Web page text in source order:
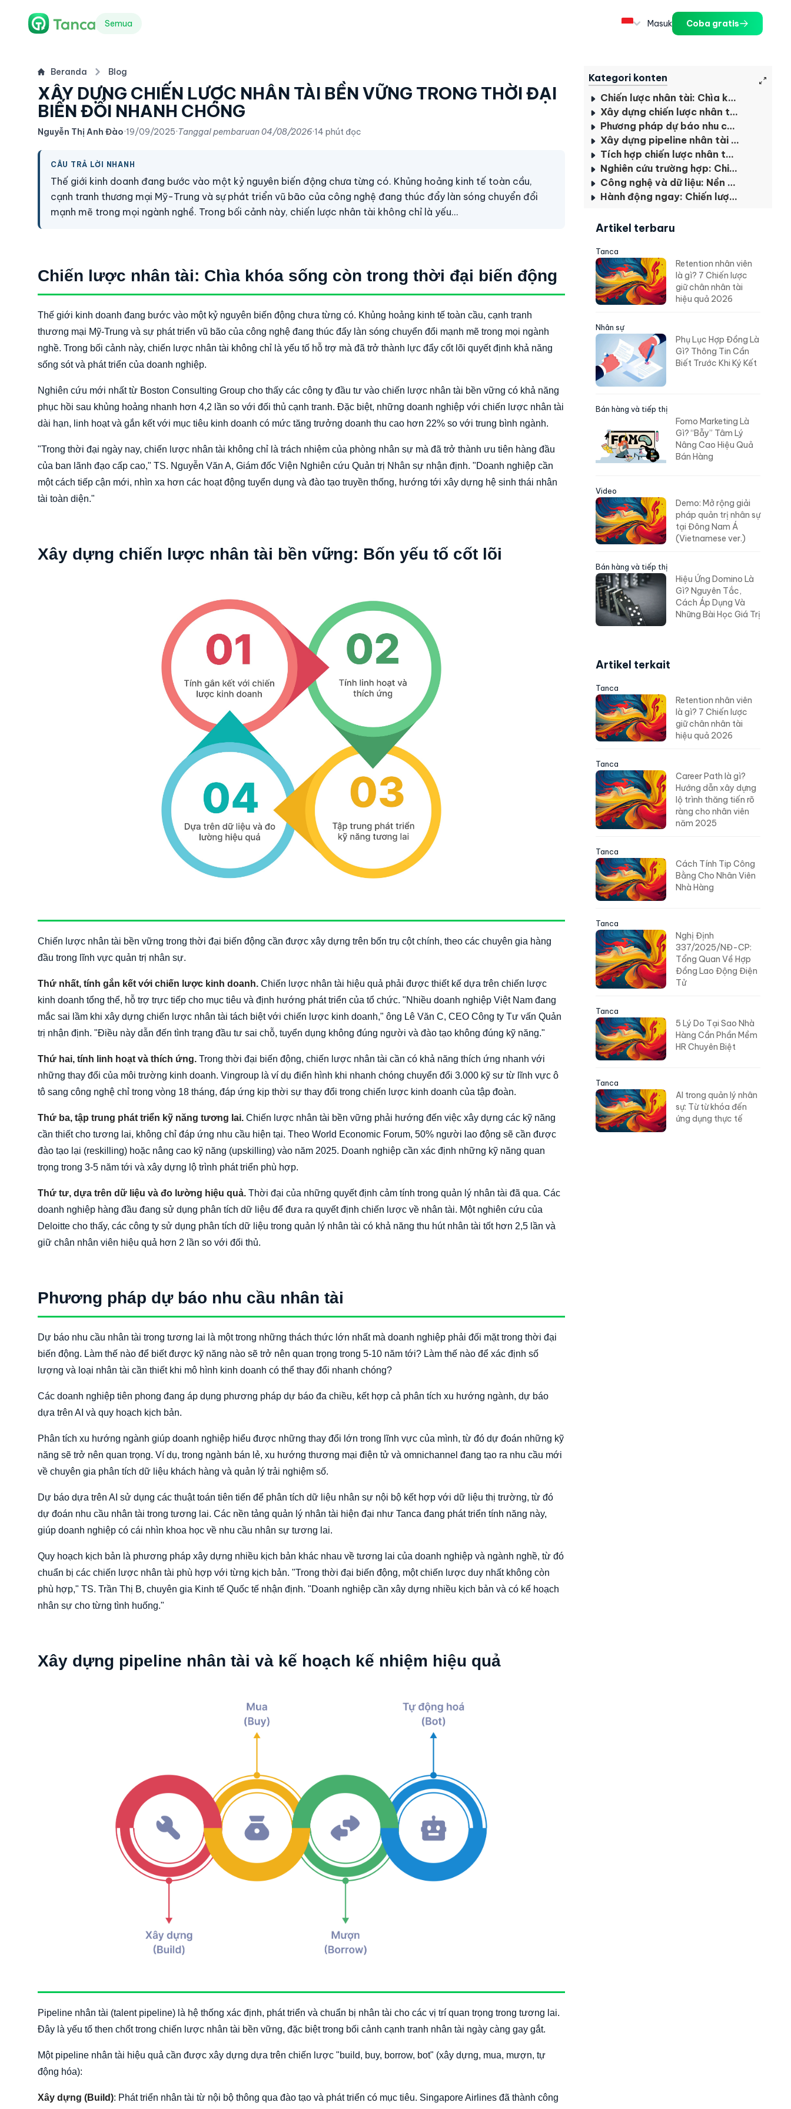
Semua Masuk Coba gratis
Beranda Blog
XÂY DỰNG CHIẾN LƯỢC NHÂN TÀI BỀN VỮNG TRONG THỜI ĐẠI
BIẾN ĐỔI NHANH CHÓNG
Nguyễn Thị Anh Đào·19/09/2025·Tanggal pembaruan04/08/2026·14 phút đọc
CÂU TRẢ LỜI NHANH
Thế giới kinh doanh đang bước vào một kỷ nguyên biến động chưa từng có. Khủng hoảng kinh tế toàn cầu,
cạnh tranh thương mại Mỹ-Trung và sự phát triển vũ bão của công nghệ đang thúc đẩy làn sóng chuyển đổi
mạnh mẽ trong mọi ngành nghề. Trong bối cảnh này, chiến lược nhân tài không chỉ là yếu…
Chiến lược nhân tài: Chìa khóa sống còn trong thời đại biến động
Thế giới kinh doanh đang bước vào một kỷ nguyên biến động chưa từng có. Khủng hoảng kinh tế toàn cầu, cạnh tranh
thương mại Mỹ-Trung và sự phát triển vũ bão của công nghệ đang thúc đẩy làn sóng chuyển đổi mạnh mẽ trong mọi ngành
nghề. Trong bối cảnh này, chiến lược nhân tài không chỉ là yếu tố hỗ trợ mà đã trở thành lực đẩy cốt lõi quyết định khả năng
sống sót và phát triển của doanh nghiệp.
Nghiên cứu mới nhất từ Boston Consulting Group cho thấy các công ty đầu tư vào chiến lược nhân tài bền vững có khả năng
phục hồi sau khủng hoảng nhanh hơn 4,2 lần so với đối thủ cạnh tranh. Đặc biệt, những doanh nghiệp với chiến lược nhân tài
dài hạn, linh hoạt và gắn kết với mục tiêu kinh doanh có mức tăng trưởng doanh thu cao hơn 22% so với trung bình ngành.
"Trong thời đại ngày nay, chiến lược nhân tài không chỉ là trách nhiệm của phòng nhân sự mà đã trở thành ưu tiên hàng đầu
của ban lãnh đạo cấp cao," TS. Nguyễn Văn A, Giám đốc Viện Nghiên cứu Quản trị Nhân sự nhận định. "Doanh nghiệp cần
một cách tiếp cận mới, nhìn xa hơn các hoạt động tuyển dụng và đào tạo truyền thống, hướng tới xây dựng hệ sinh thái nhân
tài toàn diện."
Xây dựng chiến lược nhân tài bền vững: Bốn yếu tố cốt lõi
Chiến lược nhân tài bền vững trong thời đại biến động cần được xây dựng trên bốn trụ cột chính, theo các chuyên gia hàng
đầu trong lĩnh vực quản trị nhân sự.
Thứ nhất, tính gắn kết với chiến lược kinh doanh. Chiến lược nhân tài hiệu quả phải được thiết kế dựa trên chiến lược
kinh doanh tổng thể, hỗ trợ trực tiếp cho mục tiêu và định hướng phát triển của tổ chức. "Nhiều doanh nghiệp Việt Nam đang
mắc sai lầm khi xây dựng chiến lược nhân tài tách biệt với chiến lược kinh doanh," ông Lê Văn C, CEO Công ty Tư vấn Quản
trị nhận định. "Điều này dẫn đến tình trạng đầu tư sai chỗ, tuyển dụng không đúng người và đào tạo không đúng kỹ năng."
Thứ hai, tính linh hoạt và thích ứng. Trong thời đại biến động, chiến lược nhân tài cần có khả năng thích ứng nhanh với
những thay đổi của môi trường kinh doanh. Vingroup là ví dụ điển hình khi nhanh chóng chuyển đổi 3.000 kỹ sư từ lĩnh vực ô
tô sang công nghệ chỉ trong vòng 18 tháng, đáp ứng kịp thời sự thay đổi trong chiến lược kinh doanh của tập đoàn.
Thứ ba, tập trung phát triển kỹ năng tương lai. Chiến lược nhân tài bền vững phải hướng đến việc xây dựng các kỹ năng
cần thiết cho tương lai, không chỉ đáp ứng nhu cầu hiện tại. Theo World Economic Forum, 50% người lao động sẽ cần được
đào tạo lại (reskilling) hoặc nâng cao kỹ năng (upskilling) vào năm 2025. Doanh nghiệp cần xác định những kỹ năng quan
trọng trong 3-5 năm tới và xây dựng lộ trình phát triển phù hợp.
Thứ tư, dựa trên dữ liệu và đo lường hiệu quả. Thời đại của những quyết định cảm tính trong quản lý nhân tài đã qua. Các
doanh nghiệp hàng đầu đang sử dụng phân tích dữ liệu để đưa ra quyết định chiến lược về nhân tài. Một nghiên cứu của
Deloitte cho thấy, các công ty sử dụng phân tích dữ liệu trong quản lý nhân tài có khả năng thu hút nhân tài tốt hơn 2,5 lần và
giữ chân nhân viên hiệu quả hơn 2 lần so với đối thủ.
Phương pháp dự báo nhu cầu nhân tài
Dự báo nhu cầu nhân tài trong tương lai là một trong những thách thức lớn nhất mà doanh nghiệp phải đối mặt trong thời đại
biến động. Làm thế nào để biết được kỹ năng nào sẽ trở nên quan trọng trong 5-10 năm tới? Làm thế nào để xác định số
lượng và loại nhân tài cần thiết khi mô hình kinh doanh có thể thay đổi nhanh chóng?
Các doanh nghiệp tiên phong đang áp dụng phương pháp dự báo đa chiều, kết hợp cả phân tích xu hướng ngành, dự báo
dựa trên AI và quy hoạch kịch bản.
Phân tích xu hướng ngành giúp doanh nghiệp hiểu được những thay đổi lớn trong lĩnh vực của mình, từ đó dự đoán những kỹ
năng sẽ trở nên quan trọng. Ví dụ, trong ngành bán lẻ, xu hướng thương mại điện tử và omnichannel đang tạo ra nhu cầu mới
về chuyên gia phân tích dữ liệu khách hàng và quản lý trải nghiệm số.
Dự báo dựa trên AI sử dụng các thuật toán tiên tiến để phân tích dữ liệu nhân sự nội bộ kết hợp với dữ liệu thị trường, từ đó
dự đoán nhu cầu nhân tài trong tương lai. Các nền tảng quản lý nhân tài hiện đại như Tanca đang phát triển tính năng này,
giúp doanh nghiệp có cái nhìn khoa học về nhu cầu nhân sự tương lai.
Quy hoạch kịch bản là phương pháp xây dựng nhiều kịch bản khác nhau về tương lai của doanh nghiệp và ngành nghề, từ đó
chuẩn bị các chiến lược nhân tài phù hợp với từng kịch bản. "Trong thời đại biến động, một chiến lược duy nhất không còn
phù hợp," TS. Trần Thị B, chuyên gia Kinh tế Quốc tế nhận định. "Doanh nghiệp cần xây dựng nhiều kịch bản và có kế hoạch
nhân sự cho từng tình huống."
Xây dựng pipeline nhân tài và kế hoạch kế nhiệm hiệu quả
Pipeline nhân tài (talent pipeline) là hệ thống xác định, phát triển và chuẩn bị nhân tài cho các vị trí quan trọng trong tương lai.
Đây là yếu tố then chốt trong chiến lược nhân tài bền vững, đặc biệt trong bối cảnh cạnh tranh nhân tài ngày càng gay gắt.
Một pipeline nhân tài hiệu quả cần được xây dựng dựa trên chiến lược "build, buy, borrow, bot" (xây dựng, mua, mượn, tự
động hóa):
Xây dựng (Build): Phát triển nhân tài từ nội bộ thông qua đào tạo và phát triển có mục tiêu. Singapore Airlines đã thành công
Kategori konten
Chiến lược nhân tài: Chìa khóa sống còn trong thời đại biến động
Xây dựng chiến lược nhân tài bền vững: Bốn yếu tố cốt lõi
Phương pháp dự báo nhu cầu nhân tài
Xây dựng pipeline nhân tài và kế hoạch kế nhiệm hiệu quả
Tích hợp chiến lược nhân tài với mục tiêu phát triển bền vững
Nghiên cứu trường hợp: Chiến lược nhân tài dài hạn của FPT
Công nghệ và dữ liệu: Nền tảng cho chiến lược nhân tài hiệu quả
Hành động ngay: Chiến lược xây dựng nhân tài bền vững
Artikel terbaru
Tanca
Retention nhân viên
là gì? 7 Chiến lược
giữ chân nhân tài
hiệu quả 2026
Nhân sự
Phụ Lục Hợp Đồng Là
Gì? Thông Tin Cần
Biết Trước Khi Ký Kết
Bán hàng và tiếp thị
Fomo Marketing Là
Gì? “Bẫy” Tâm Lý
Nâng Cao Hiệu Quả
Bán Hàng
Video
Demo: Mở rộng giải
pháp quản trị nhân sự
tại Đông Nam Á
(Vietnamese ver.)
Bán hàng và tiếp thị
Hiệu Ứng Domino Là
Gì? Nguyên Tắc,
Cách Áp Dụng Và
Những Bài Học Giá Trị
Artikel terkait
Tanca
Retention nhân viên
là gì? 7 Chiến lược
giữ chân nhân tài
hiệu quả 2026
Tanca
Career Path là gì?
Hướng dẫn xây dựng
lộ trình thăng tiến rõ
ràng cho nhân viên
năm 2025
Tanca
Cách Tính Tip Công
Bằng Cho Nhân Viên
Nhà Hàng
Tanca
Nghị Định
337/2025/NĐ-CP:
Tổng Quan Về Hợp
Đồng Lao Động Điện
Tử
Tanca
5 Lý Do Tại Sao Nhà
Hàng Cần Phần Mềm
HR Chuyên Biệt
Tanca
AI trong quản lý nhân
sự: Từ từ khóa đến
ứng dụng thực tế